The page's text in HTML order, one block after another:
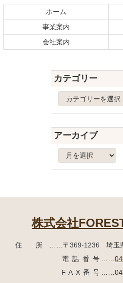
ン
文
の
へ
ホーム
事業案内
会社案内
カテゴリー
ゴ
リ
ー
アーカイブ
ー
株式会社
住所……〒369-1236 埼玉
電話番号……
FAX番号